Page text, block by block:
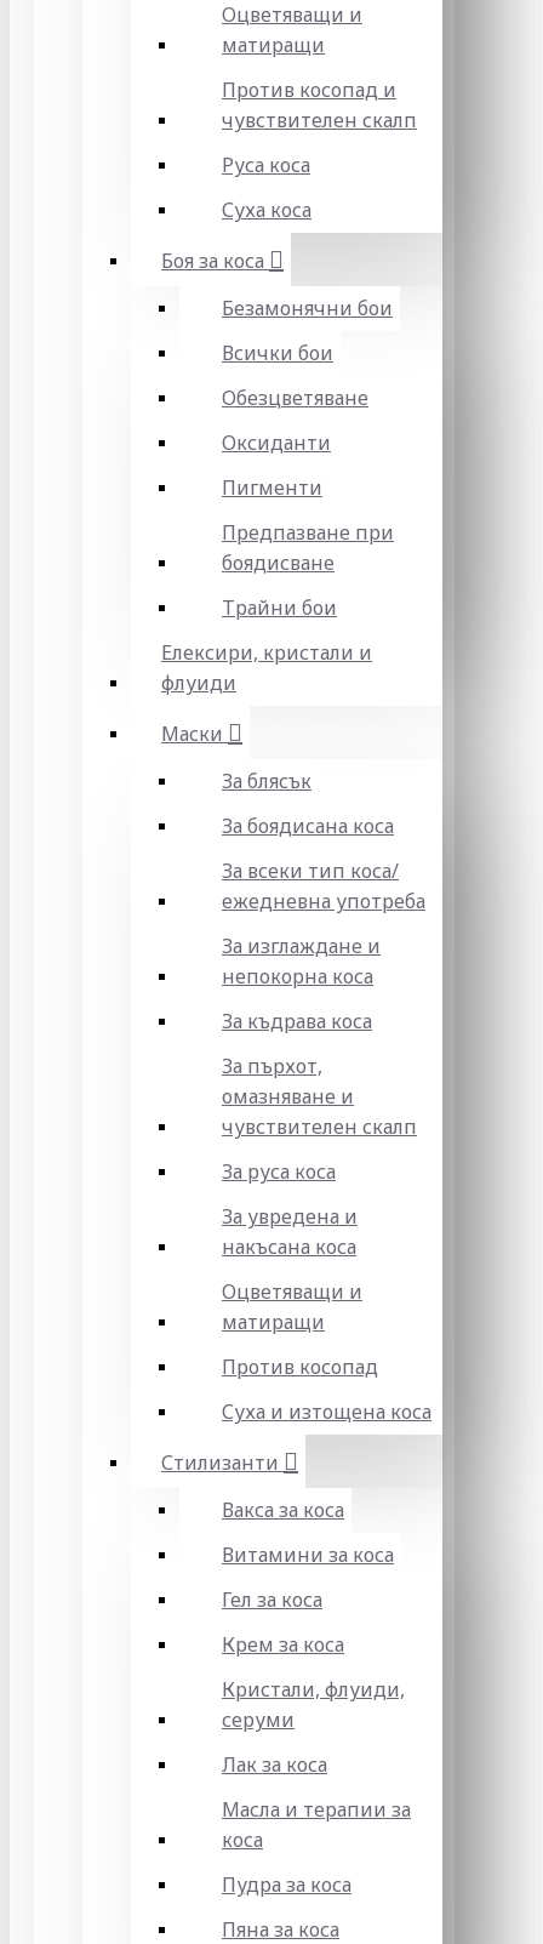
Оцветяващи и
матиращи
Против косопад и
чувствителен скалп
Руса коса
Суха коса
Боя за коса
Безамонячни бои
Всички бои
Обезцветяване
Оксиданти
Пигменти
Предпазване при
боядисване
Трайни бои
Елексири, кристали и
флуиди
Маски
За блясък
За боядисана коса
За всеки тип коса/
ежедневна употреба
За изглаждане и
непокорна коса
За къдрава коса
За пърхот,
омазняване и
чувствителен скалп
За руса коса
За увредена и
накъсана коса
Оцветяващи и
матиращи
Против косопад
Суха и изтощена коса
Стилизанти
Вакса за коса
Витамини за коса
Гел за коса
Крем за коса
Кристали, флуиди,
серуми
Лак за коса
Масла и терапии за
коса
Пудра за коса
Пяна за коса